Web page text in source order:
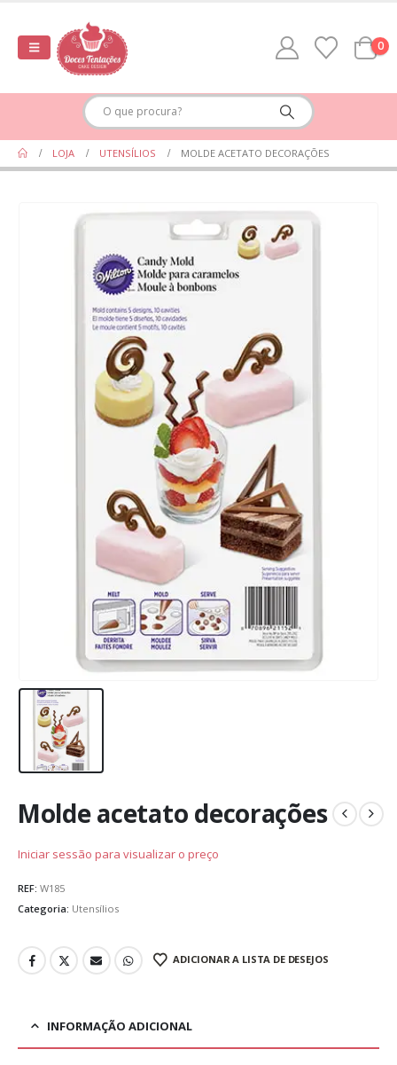
0
LOJA UTENSÍLIOS MOLDE ACETATO DECORAÇÕES
Molde acetato decorações
Iniciar sessão para visualizar o preço
REF: W185
Categoria: Utensílios
ADICIONAR A LISTA DE DESEJOS
INFORMAÇÃO ADICIONAL